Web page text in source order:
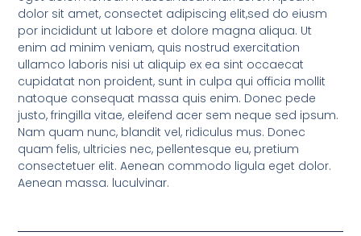
dolor sit amet, consectet adipiscing elit,sed do eiusm
por incididunt ut labore et dolore magna aliqua. Ut
enim ad minim veniam, quis nostrud exercitation
ullamco laboris nisi ut aliquip ex ea sint occaecat
cupidatat non proident, sunt in culpa qui officia mollit
natoque consequat massa quis enim. Donec pede
justo, fringilla vitae, eleifend acer sem neque sed ipsum.
Nam quam nunc, blandit vel, ridiculus mus. Donec
quam felis, ultricies nec, pellentesque eu, pretium
consectetuer elit. Aenean commodo ligula eget dolor.
Aenean massa. luculvinar.